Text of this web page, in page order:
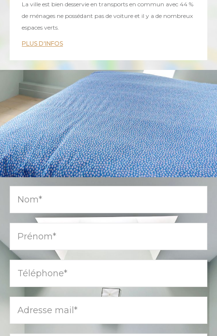
La ville est bien desservie en transports en commun avec 44 %
de ménages ne possédant pas de voiture et il y a de nombreux
espaces verts.
PLUS D'INFOS
CE BIEN VOUS INTÉRESSE ?
RENCONTRONS-NOUS
Nom*
Prénom*
Téléphone*
Adresse mail*